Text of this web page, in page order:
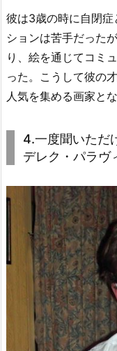
彼は3歳の時に自閉
ションは苦手だった
り、絵を通じてコミ
った。こうして彼の
人気を集める画家とな
4.一度聞いただ
デレク・パラヴ